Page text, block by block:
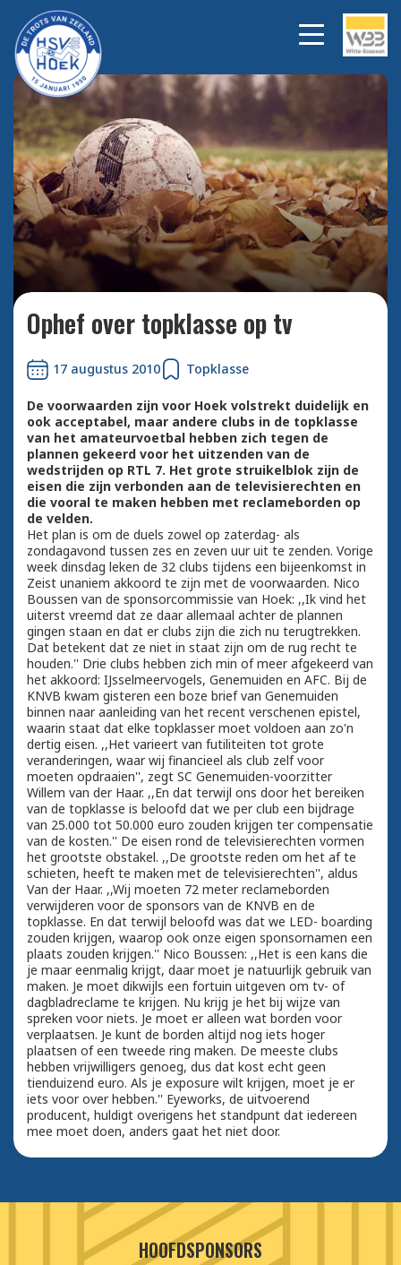
Bekijk alle foto's
Ophef over topklasse op tv
17 augustus 2010 Topklasse
De voorwaarden zijn voor Hoek volstrekt duidelijk en
ook acceptabel, maar andere clubs in de topklasse
van het amateurvoetbal hebben zich tegen de
plannen gekeerd voor het uitzenden van de
wedstrijden op RTL 7. Het grote struikelblok zijn de
eisen die zijn verbonden aan de televisierechten en
die vooral te maken hebben met reclameborden op
de velden.
Het plan is om de duels zowel op zaterdag- als
zondagavond tussen zes en zeven uur uit te zenden. Vorige
week dinsdag leken de 32 clubs tijdens een bijeenkomst in
Zeist unaniem akkoord te zijn met de voorwaarden. Nico
Boussen van de sponsorcommissie van Hoek: ,,Ik vind het
uiterst vreemd dat ze daar allemaal achter de plannen
gingen staan en dat er clubs zijn die zich nu terugtrekken.
Dat betekent dat ze niet in staat zijn om de rug recht te
houden.'' Drie clubs hebben zich min of meer afgekeerd van
het akkoord: IJsselmeervogels, Genemuiden en AFC. Bij de
KNVB kwam gisteren een boze brief van Genemuiden
binnen naar aanleiding van het recent verschenen epistel,
waarin staat dat elke topklasser moet voldoen aan zo'n
dertig eisen. ,,Het varieert van futiliteiten tot grote
veranderingen, waar wij financieel als club zelf voor
moeten opdraaien'', zegt SC Genemuiden-voorzitter
Willem van der Haar. ,,En dat terwijl ons door het bereiken
van de topklasse is beloofd dat we per club een bijdrage
van 25.000 tot 50.000 euro zouden krijgen ter compensatie
van de kosten.'' De eisen rond de televisierechten vormen
het grootste obstakel. ,,De grootste reden om het af te
schieten, heeft te maken met de televisierechten'', aldus
Van der Haar. ,,Wij moeten 72 meter reclameborden
verwijderen voor de sponsors van de KNVB en de
topklasse. En dat terwijl beloofd was dat we LED- boarding
zouden krijgen, waarop ook onze eigen sponsornamen een
plaats zouden krijgen.'' Nico Boussen: ,,Het is een kans die
je maar eenmalig krijgt, daar moet je natuurlijk gebruik van
maken. Je moet dikwijls een fortuin uitgeven om tv- of
dagbladreclame te krijgen. Nu krijg je het bij wijze van
spreken voor niets. Je moet er alleen wat borden voor
verplaatsen. Je kunt de borden altijd nog iets hoger
plaatsen of een tweede ring maken. De meeste clubs
hebben vrijwilligers genoeg, dus dat kost echt geen
tienduizend euro. Als je exposure wilt krijgen, moet je er
iets voor over hebben.'' Eyeworks, de uitvoerend
producent, huldigt overigens het standpunt dat iedereen
mee moet doen, anders gaat het niet door.
HOOFDSPONSORS